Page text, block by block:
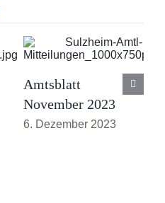
Amtsblatt
November 2023
6. Dezember 2023